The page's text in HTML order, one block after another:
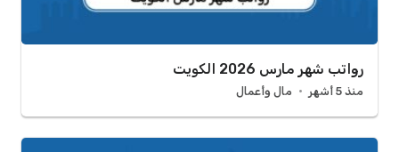
رواتب شهر مارس 2026 الكويت
منذ 5 أشهر مال وأعمال